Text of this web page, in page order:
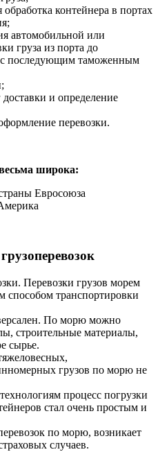
контейнера в портах
автомобильной или
груза из порта до
с последующим таможенным
и определение
перевозки.
широка:
Евросоюза
Перевозки грузов морем
транспортировки
По морю можно
строительные материалы,
сырье.
грузов по морю не
процесс погрузки
стал очень простым и
по морю, возникает
случаев.